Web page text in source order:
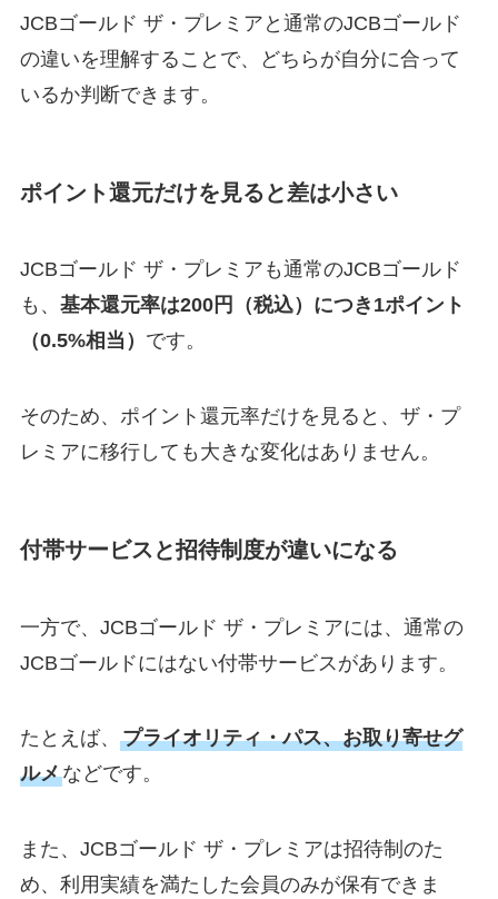
JCBゴールド ザ・プレミアと通常のJCBゴールド
の違いを理解することで、どちらが自分に合って
いるか判断できます。
ポイント還元だけを見ると差は小さい
JCBゴールド ザ・プレミアも通常のJCBゴールド
も、 基本還元率は200円（税込）につき1ポイント
（0.5%相当） です。
そのため、ポイント還元率だけを見ると、ザ・プ
レミアに移行しても大きな変化はありません。
付帯サービスと招待制度が違いになる
一方で、JCBゴールド ザ・プレミアには、通常の
JCBゴールドにはない付帯サービスがあります。
たとえば、 プライオリティ・パス、お取り寄せグ
ルメなどです。
また、JCBゴールド ザ・プレミアは招待制のた
め、利用実績を満たした会員のみが保有できま